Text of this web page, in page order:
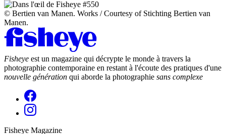
© Bertien van Manen. Works / Courtesy of Stichting Bertien van
Manen.
Fisheye est un magazine qui décrypte le monde à travers la
photographie contemporaine en restant à l'écoute des pratiques d'une
nouvelle génération qui aborde la photographie sans complexe
Fisheye Magazine